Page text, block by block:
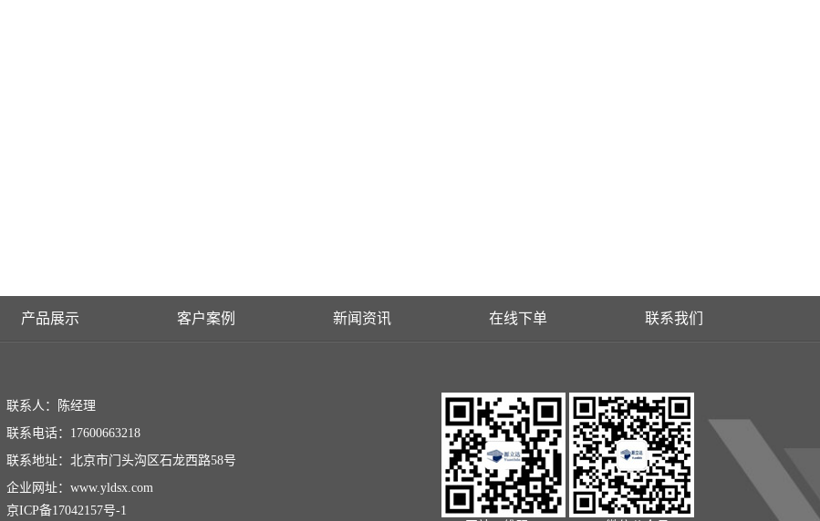
产品展示 客户案例 新闻资讯 在线下单 联系我们
联系人：陈经理
联系电话：17600663218
联系地址：北京市门头沟区石龙西路58号
企业网址：www.yldsx.com
京ICP备17042157号-1